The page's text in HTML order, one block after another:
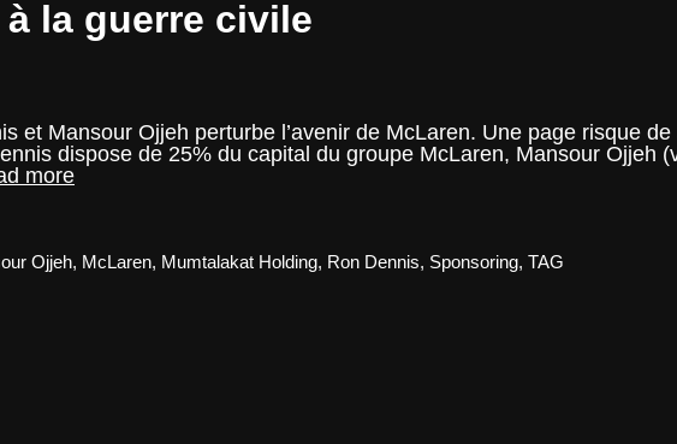
hypothèses
la guerre civile
et Mansour Ojjeh perturbe l’avenir de McLaren. Une page risque
dispose de 25% du capital du groupe McLaren, Mansour Ojjeh
moreMcLaren-
sourde
Ojjeh, McLaren, Mumtalakat Holding, Ron Dennis, Sponsoring,TAG